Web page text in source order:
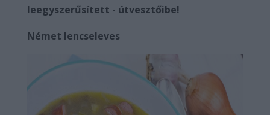
leegyszerűsített - útvesztőibe!
Német lencseleves